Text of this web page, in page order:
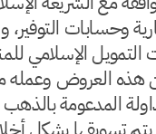
وحسابات التوفير،
الإسلامي
هذه العروض وعمله
المدعومة